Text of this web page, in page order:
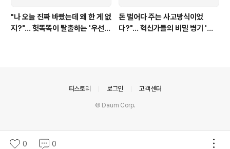
"나 오늘 진짜 바빴는데 왜 한 게 없
지?"... 헛똑똑이 탈출하는 '우선순
돈 벌어다 주는 사고방식이었
다?"... 혁신가들의 비밀 병기 '디
0 0
티스토리 로그인 고객센터
© Daum Corp.